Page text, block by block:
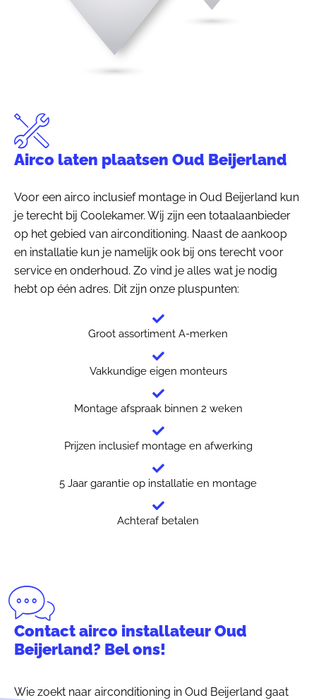
Airco laten plaatsen Oud Beijerland
Voor een airco inclusief montage in Oud Beijerland kun
je terecht bij Coolekamer. Wij zijn een totaalaanbieder
op het gebied van airconditioning. Naast de aankoop
en installatie kun je namelijk ook bij ons terecht voor
service en onderhoud. Zo vind je alles wat je nodig
hebt op één adres. Dit zijn onze pluspunten:
Groot assortiment A-merken
Vakkundige eigen monteurs
Montage afspraak binnen 2 weken
Prijzen inclusief montage en afwerking
5 Jaar garantie op installatie en montage
Achteraf betalen
Contact airco installateur Oud
Beijerland? Bel ons!
Wie zoekt naar airconditioning in Oud Beijerland gaat